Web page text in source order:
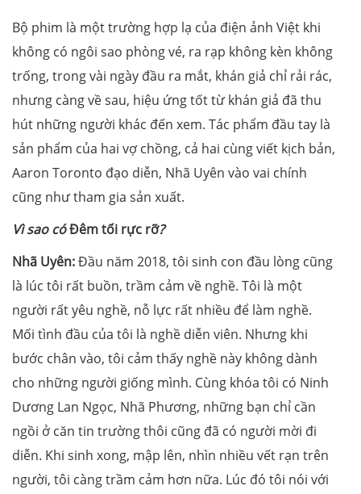
Bộ phim là một trường hợp lạ của điện ảnh Việt khi
không có ngôi sao phòng vé, ra rạp không kèn không
trống, trong vài ngày đầu ra mắt, khán giả chỉ rải rác,
nhưng càng về sau, hiệu ứng tốt từ khán giả đã thu
hút những người khác đến xem. Tác phẩm đầu tay là
sản phẩm của hai vợ chồng, cả hai cùng viết kịch bản,
Aaron Toronto đạo diễn, Nhã Uyên vào vai chính
cũng như tham gia sản xuất.
Vì sao cóĐêm tối rực rỡ?
Nhã Uyên:Đầu năm 2018, tôi sinh con đầu lòng cũng
là lúc tôi rất buồn, trầm cảm về nghề. Tôi là một
người rất yêu nghề, nỗ lực rất nhiều để làm nghề.
Mối tình đầu của tôi là nghề diễn viên. Nhưng khi
bước chân vào, tôi cảm thấy nghề này không dành
cho những người giống mình. Cùng khóa tôi có Ninh
Dương Lan Ngọc, Nhã Phương, những bạn chỉ cần
ngồi ở căn tin trường thôi cũng đã có người mời đi
diễn. Khi sinh xong, mập lên, nhìn nhiều vết rạn trên
người, tôi càng trầm cảm hơn nữa. Lúc đó tôi nói với